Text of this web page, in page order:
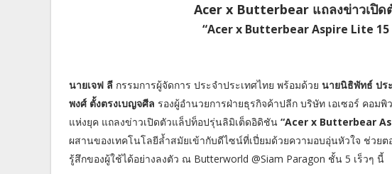
Acer x Butterbear แถลงข่าวเปิด
“Acer x Butterbear Aspire Lite
นายเจฟ ลี กรรมการผู้จัดการ ประจำประเทศไทย พร้อมด้วย นายนิธิพัทธ์ ป
พงศ์ ตั้งตรงเบญจศีล รองผู้อำนวยการฝ่ายธุรกิจค้าปลีก บริษัท เอเซอร์ คอมพิ
แห่งยุค แถลงข่าวเปิดตัวแล็ปท็อปรุ่นลิมิเต็ดอิดิชัน “Acer x Butterbear
ผสานของเทคโนโลยีล้ำสมัยเข้ากับดีไซน์ที่เปี่ยมด้วยความอบอุ่นหัวใจ ช่ว
รู้สึกของผู้ใช้ได้อย่างลงตัว ณ Butterworld @Siam Paragon ชั้น 5 เร็วๆ นี้